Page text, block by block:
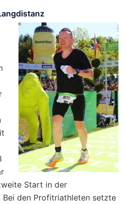
Start in der
Bei den Profitriathleten setzte